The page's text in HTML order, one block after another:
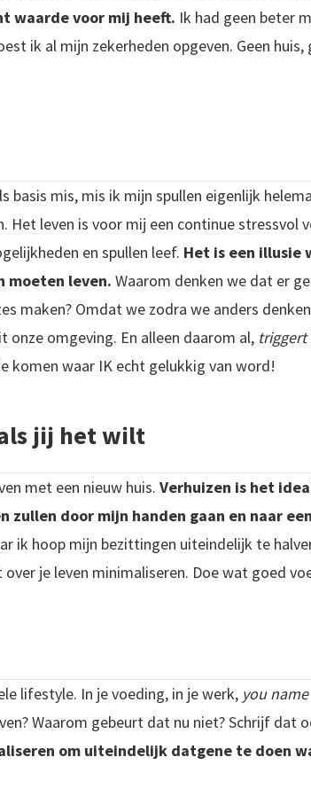
waarde voor mij heeft. Ik had geen beter
ik al mijn zekerheden opgeven. Geen
basis mis, mis ik mijn spullen eigenlijk
Het leven is voor mij een continue stressvol
en spullen leef. Het is een illusie
moeten leven. Waarom denken we dat er
maken? Omdat we zodra we anders
onze omgeving. En alleen daarom al, triggert
komen waar IK echt gelukkig van word!
jij het wilt
met een nieuw huis. Verhuizen is het
zullen door mijn handen gaan en naar
ik hoop mijn bezittingen uiteindelijk te
je leven minimaliseren. Doe wat goed
lifestyle. In je voeding, in je werk, you
Waarom gebeurt dat nu niet? Schrijf dat
om uiteindelijk datgene te doen